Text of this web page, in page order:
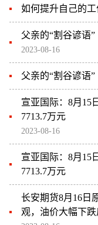
如何提升自己的工
父亲的“割谷谚语”
2023-08-16
父亲的“割谷谚语”
宣亚国际：8月15
7713.7万元
2023-08-16
宣亚国际：8月15
7713.7万元
长安期货8月16日
观，油价大幅下